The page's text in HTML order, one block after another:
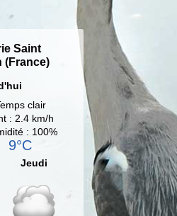
Saint
(France)
clair
: 2.4 km/h
: 100%
9°C
Jeudi